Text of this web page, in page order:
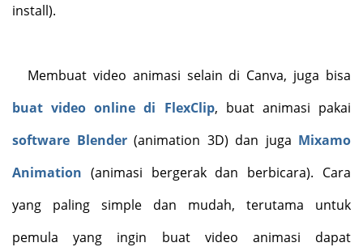
install).
Membuat video animasi selain di Canva, juga bisa
buat video online di FlexClip, buat animasi pakai
software Blender(animation 3D) dan juga Mixamo
Animation (animasi bergerak dan berbicara). Cara
yang paling simple dan mudah, terutama untuk
pemula yang ingin buat video animasi dapat